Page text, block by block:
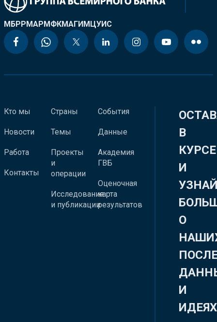
МБРРМАРМФКМАГИМЦУИС
Кто мы
Новости
Работа
Контакты
Страны
Темы
Проекты
и
операции
Исследования
и публикации
События
Данные
Академия
ГВБ
Оценочная
карта
результатов
В
КУРСЕ
И
О
И
ИДЕЯХ